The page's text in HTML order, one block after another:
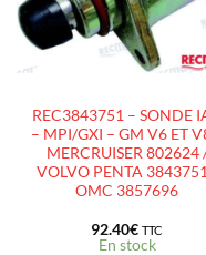
REC3843751 – SONDE
– MPI/GXI – GM V6 ET
MERCRUISER 802624
VOLVO PENTA
OMC 3857696
92.40€ TTC
En stock